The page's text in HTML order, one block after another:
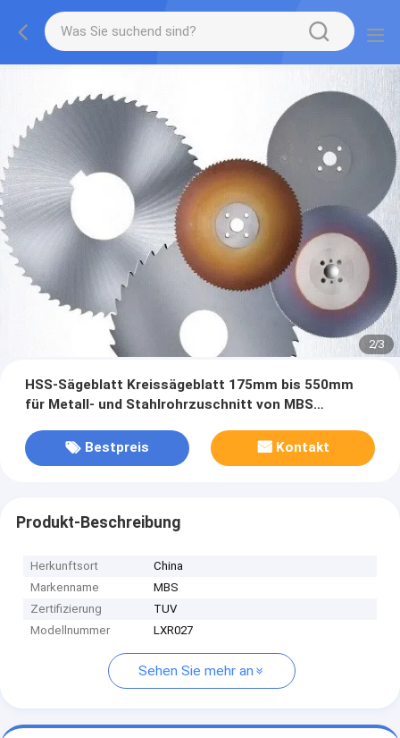
2/3
HSS-Sägeblatt Kreissägeblatt 175mm bis 550mm
für Metall- und Stahlrohrzuschnitt von MBS
Bestpreis
Kontakt
Produkt-Beschreibung
Herkunftsort
China
Markenname
MBS
Zertifizierung
TUV
Modellnummer
LXR027
Sehen Sie mehr an